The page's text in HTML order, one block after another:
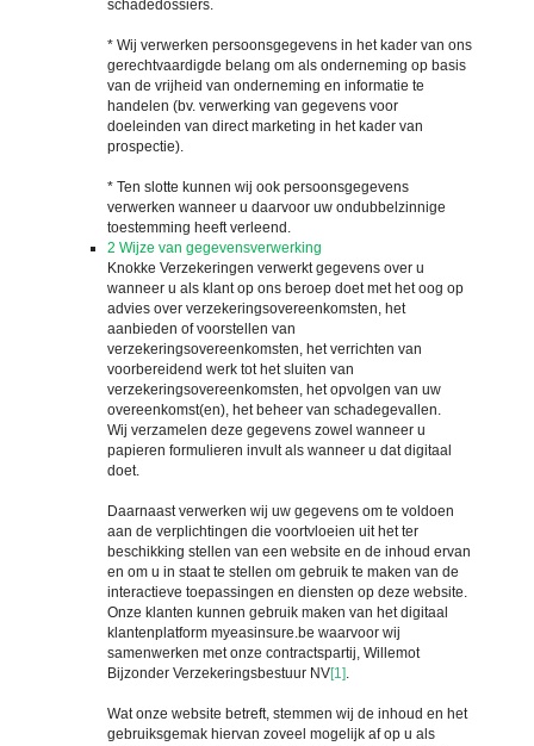
schadedossiers.
* Wij verwerken persoonsgegevens in het kader van ons
gerechtvaardigde belang om als onderneming op basis
van de vrijheid van onderneming en informatie te
handelen (bv. verwerking van gegevens voor
doeleinden van direct marketing in het kader van
prospectie).
* Ten slotte kunnen wij ook persoonsgegevens
verwerken wanneer u daarvoor uw ondubbelzinnige
toestemming heeft verleend.
2 Wijze van gegevensverwerking
Knokke Verzekeringen verwerkt gegevens over u
wanneer u als klant op ons beroep doet met het oog op
advies over verzekeringsovereenkomsten, het
aanbieden of voorstellen van
verzekeringsovereenkomsten, het verrichten van
voorbereidend werk tot het sluiten van
verzekeringsovereenkomsten, het opvolgen van uw
overeenkomst(en), het beheer van schadegevallen.
Wij verzamelen deze gegevens zowel wanneer u
papieren formulieren invult als wanneer u dat digitaal
doet.
Daarnaast verwerken wij uw gegevens om te voldoen
aan de verplichtingen die voortvloeien uit het ter
beschikking stellen van een website en de inhoud ervan
en om u in staat te stellen om gebruik te maken van de
interactieve toepassingen en diensten op deze website.
Onze klanten kunnen gebruik maken van het digitaal
klantenplatform myeasinsure.be waarvoor wij
samenwerken met onze contractspartij, Willemot
Bijzonder Verzekeringsbestuur NV[1].
Wat onze website betreft, stemmen wij de inhoud en het
gebruiksgemak hiervan zoveel mogelijk af op u als